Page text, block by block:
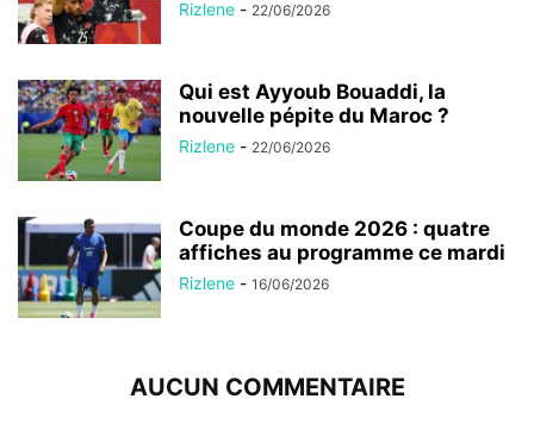
Rizlene - 22/06/2026
Qui est Ayyoub Bouaddi, la
nouvelle pépite du Maroc ?
Rizlene - 22/06/2026
Coupe du monde 2026 : quatre
affiches au programme ce mardi
Rizlene - 16/06/2026
AUCUN COMMENTAIRE